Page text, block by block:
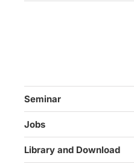
Seminar
Jobs
Library and Download